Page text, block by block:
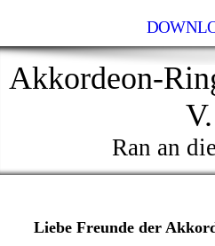
Akkordeon-
V.
Ran an
Liebe Freunde der